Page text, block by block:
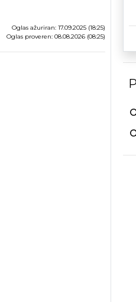
Oglas ažuriran: 17.09.2025 (18:25)
Oglas proveren: 08.08.2026 (08:25)